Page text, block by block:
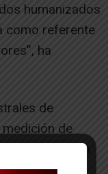
humanizados
como referente
ha
de
de
participación
del clima